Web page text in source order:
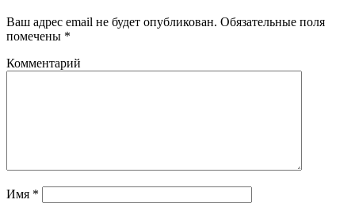
Ваш адрес email не будет опубликован. Обязательные поля
помечены *
Комментарий
Имя *